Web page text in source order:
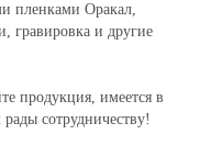
пленками Оракал,
гравировка и другие
продукция, имеется в
сотрудничеству!